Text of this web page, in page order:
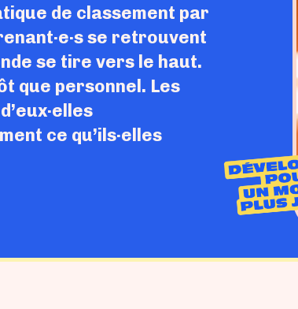
de classement par
se retrouvent
se tire vers le haut.
que personnel. Les
ce qu’ils·elles